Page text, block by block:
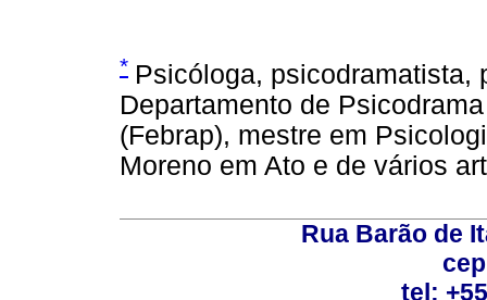
* Psicóloga, psicodramatista,
Departamento de
(Febrap), mestre em
Moreno em Ato e de vários
Rua Barão de
tel: